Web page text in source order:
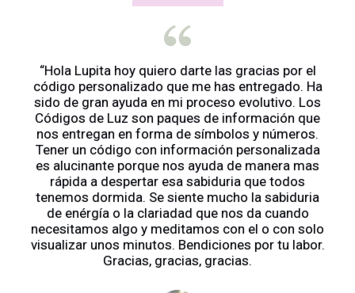
“Hola Lupita hoy quiero darte las gracias por el
código personalizado que me has entregado. Ha
sido de gran ayuda en mi proceso evolutivo. Los
Códigos de Luz son paques de información que
nos entregan en forma de símbolos y números.
Tener un código con información personalizada
es alucinante porque nos ayuda de manera mas
rápida a despertar esa sabiduria que todos
tenemos dormida. Se siente mucho la sabiduria
de enérgía o la clariadad que nos da cuando
necesitamos algo y meditamos con el o con solo
visualizar unos minutos. Bendiciones por tu labor.
Gracias, gracias, gracias.